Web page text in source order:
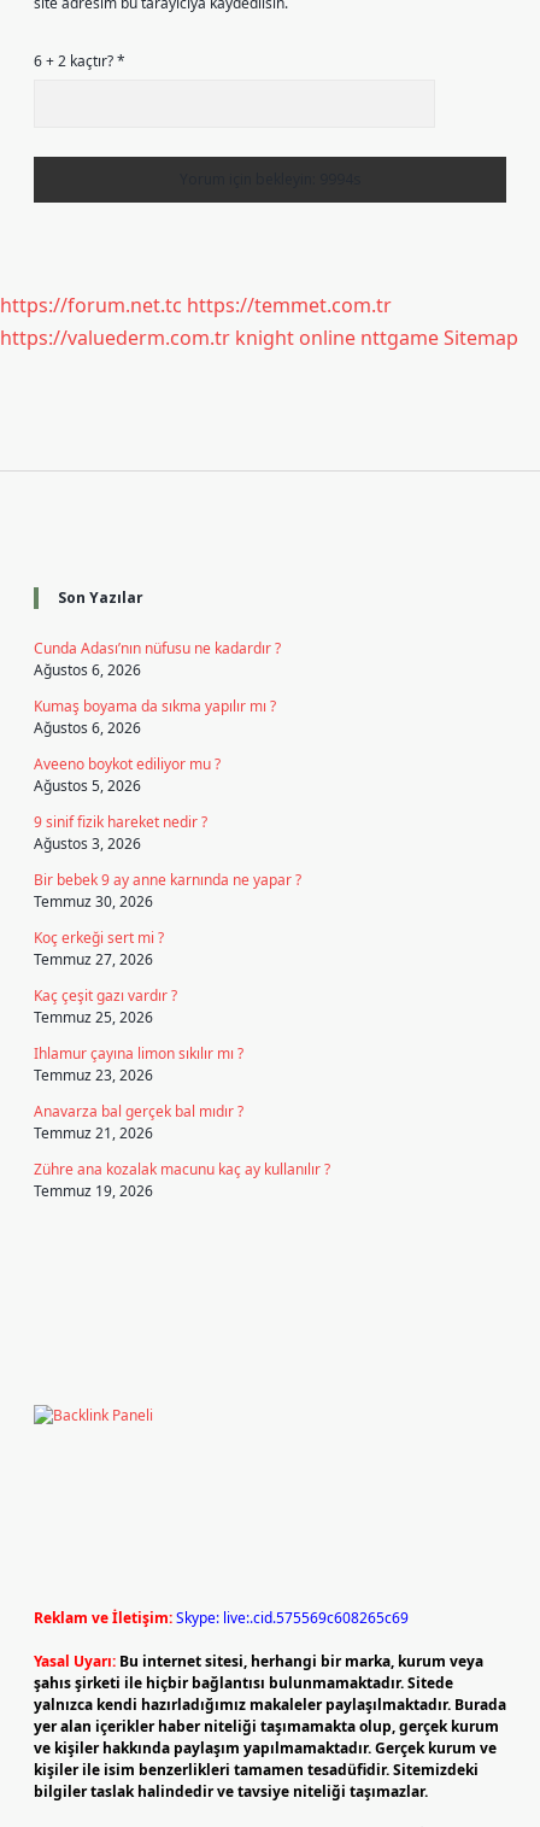
6 + 2 kaçtır?*
https://forum.net.tc https://temmet.com.tr
https://valuederm.com.tr knight online nttgameSitemap
Son Yazılar
Cunda Adası’nın nüfusu ne kadardır ?
Ağustos 6, 2026
Kumaş boyama da sıkma yapılır mı ?
Ağustos 6, 2026
Aveeno boykot ediliyor mu ?
Ağustos 5, 2026
9 sinif fizik hareket nedir ?
Ağustos 3, 2026
Bir bebek 9 ay anne karnında ne yapar ?
Temmuz 30, 2026
Koç erkeği sert mi ?
Temmuz 27, 2026
Kaç çeşit gazı vardır ?
Temmuz 25, 2026
Ihlamur çayına limon sıkılır mı ?
Temmuz 23, 2026
Anavarza bal gerçek bal mıdır ?
Temmuz 21, 2026
Zühre ana kozalak macunu kaç ay kullanılır ?
Temmuz 19, 2026
Reklam ve İletişim:Skype: live:.cid.575569c608265c69
Yasal Uyarı: Bu internet sitesi, herhangi bir marka, kurum veya
şahıs şirketi ile hiçbir bağlantısı bulunmamaktadır. Sitede
yalnızca kendi hazırladığımız makaleler paylaşılmaktadır. Burada
yer alan içerikler haber niteliği taşımamakta olup, gerçek kurum
ve kişiler hakkında paylaşım yapılmamaktadır. Gerçek kurum ve
kişiler ile isim benzerlikleri tamamen tesadüfidir. Sitemizdeki
bilgiler taslak halindedir ve tavsiye niteliği taşımazlar.